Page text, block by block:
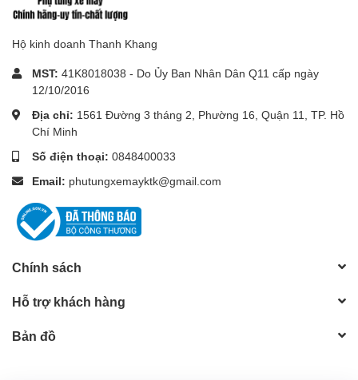
Hộ kinh doanh Thanh Khang
MST: 41K8018038 - Do Ủy Ban Nhân Dân Q11 cấp ngày
12/10/2016
Địa chỉ: 1561 Đường 3 tháng 2, Phường 16, Quận 11, TP. Hồ
Chí Minh
Số điện thoại: 0848400033
Email: phutungxemayktk@gmail.com
Chính sách
Hỗ trợ khách hàng
Bản đồ